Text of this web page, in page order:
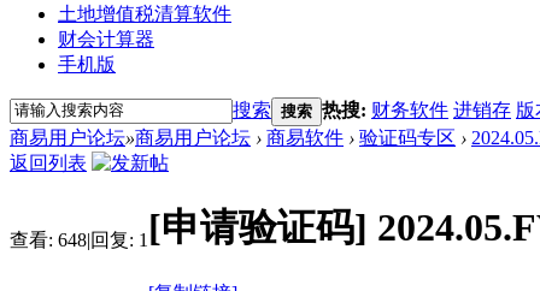
土地增值税清算软件
财会计算器
手机版
搜索 搜索 热搜: 财务软件 进销存 版
商易用户论坛»商易用户论坛 › 商易软件 › 验证码专区 ›
返回列表
查看: 648|回复: 1 [申请验证码]